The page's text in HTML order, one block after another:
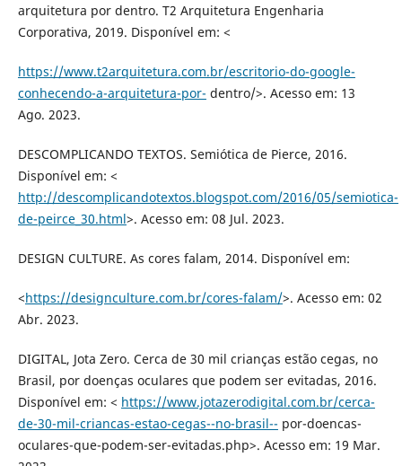
arquitetura por dentro. T2 Arquitetura Engenharia
Corporativa, 2019. Disponível em: <
https://www.t2arquitetura.com.br/escritorio-do-google-
conhecendo-a-arquitetura-por- dentro/>. Acesso em: 13
Ago. 2023.
DESCOMPLICANDO TEXTOS. Semiótica de Pierce, 2016.
Disponível em: <
http://descomplicandotextos.blogspot.com/2016/05/semiotica-
de-peirce_30.html>. Acesso em: 08 Jul. 2023.
DESIGN CULTURE. As cores falam, 2014. Disponível em:
<https://designculture.com.br/cores-falam/>. Acesso em: 02
Abr. 2023.
DIGITAL, Jota Zero. Cerca de 30 mil crianças estão cegas, no
Brasil, por doenças oculares que podem ser evitadas, 2016.
Disponível em: < https://www.jotazerodigital.com.br/cerca-
de-30-mil-criancas-estao-cegas--no-brasil-- por-doencas-
oculares-que-podem-ser-evitadas.php>. Acesso em: 19 Mar.